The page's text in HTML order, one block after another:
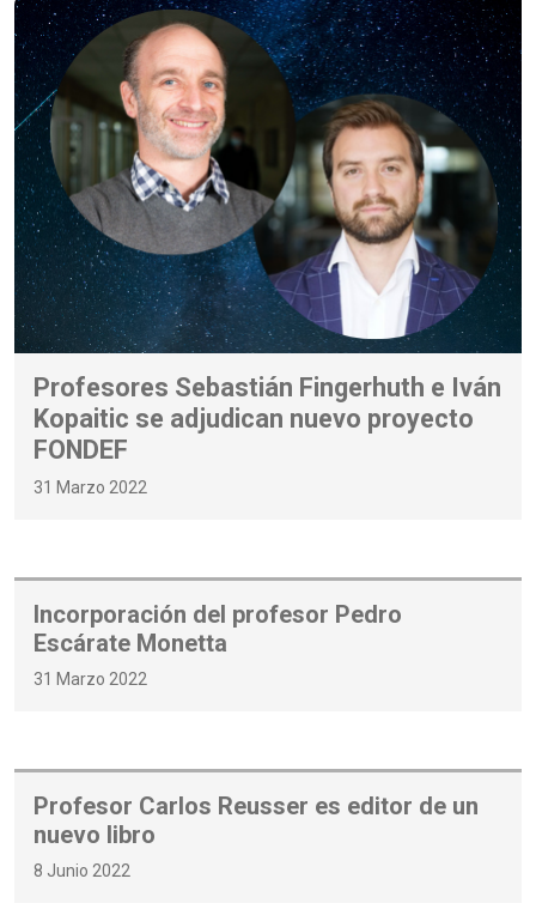
Profesores Sebastián Fingerhuth e Iván
Kopaitic se adjudican nuevo proyecto
FONDEF
31 Marzo 2022
Incorporación del profesor Pedro
Escárate Monetta
31 Marzo 2022
Profesor Carlos Reusser es editor de un
nuevo libro
8 Junio 2022